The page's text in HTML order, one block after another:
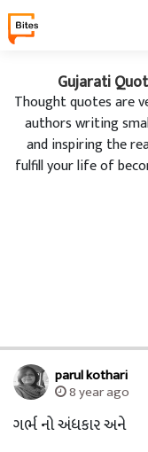
Gujarati
Thought quotes are
authors writing
and inspiring the
fulfill your life of
parul kothari
8 year ago
ગર્ભ નો અંધકાર અને